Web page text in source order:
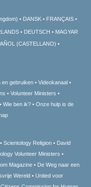
DANSK FRANÇAIS
DEUTSCH
MAGYAR
(CASTELLANO)
en gebruiken
Videokanaal
Volunteer Ministers
Wie ben ik?
Onze hulp is de
Scientology Religion
David
Volunteer Ministers
Magazine
De Weg naar een
Wereld
United voor